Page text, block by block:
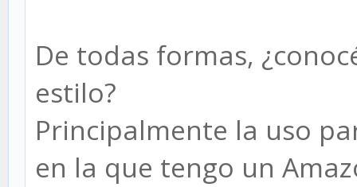
De todas formas,
estilo?
Principalmente la uso
en la que tengo un